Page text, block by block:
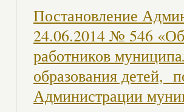
Постановление
24.06.2014 № 546
работников
образования детей,
Администрации